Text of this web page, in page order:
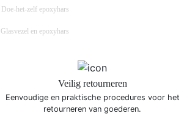
Doe-het-zelf epoxyhars
Glasvezel en epoxyhars
Veilig retourneren
Eenvoudige en praktische procedures voor het
retourneren van goederen.